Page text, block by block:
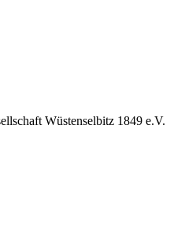
Wüstenselbitz 1849 e.V.